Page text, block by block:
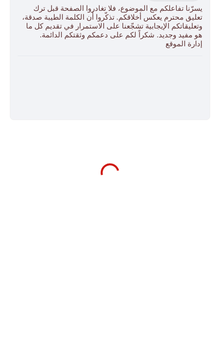
يسرّنا تفاعلكم مع الموضوع، فلا تغادروا الصفحة قبل ترك
تعليق محترم يعكس أخلاقكم. تذكّروا أن الكلمة الطيبة صدقة،
وتعليقاتكم الإيجابية تشجّعنا على الاستمرار في تقديم كل ما
هو مفيد وجديد. شكراً لكم على دعمكم وثقتكم الدائمة.
إدارة الموقع